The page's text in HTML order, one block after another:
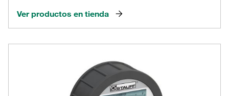
Ver productos en tienda